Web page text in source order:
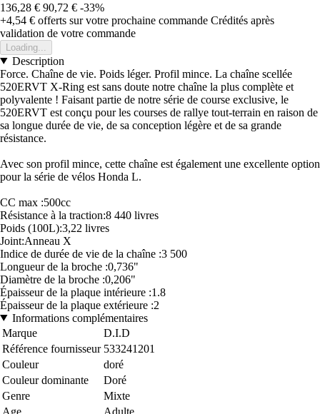
136,28 € 90,72 € -33%
+4,54 € offerts sur votre prochaine commande Crédités après
validation de votre commande
Loading...
Description
Force. Chaîne de vie. Poids léger. Profil mince. La chaîne scellée
520ERVT X-Ring est sans doute notre chaîne la plus complète et
polyvalente ! Faisant partie de notre série de course exclusive, le
520ERVT est conçu pour les courses de rallye tout-terrain en raison de
sa longue durée de vie, de sa conception légère et de sa grande
résistance.
Avec son profil mince, cette chaîne est également une excellente option
pour la série de vélos Honda L.
CC max :500cc
Résistance à la traction:8 440 livres
Poids (100L):3,22 livres
Joint:Anneau X
Indice de durée de vie de la chaîne :3 500
Longueur de la broche :0,736"
Diamètre de la broche :0,206"
Épaisseur de la plaque intérieure :1.8
Épaisseur de la plaque extérieure :2
Informations complémentaires
Marque
D.I.D
Référence fournisseur 533241201
Couleur
doré
Couleur dominante
Doré
Genre
Mixte
Age
Adulte